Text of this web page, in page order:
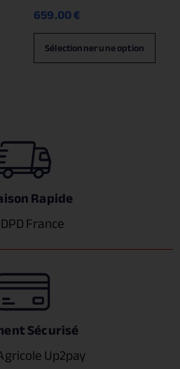
659.00€
Sélectionner une option
Rapide
France
Sécurisé
Up2pay